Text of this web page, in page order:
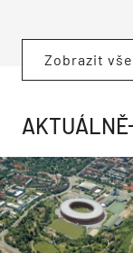
Zobrazit vše
AKTUÁLNĚ